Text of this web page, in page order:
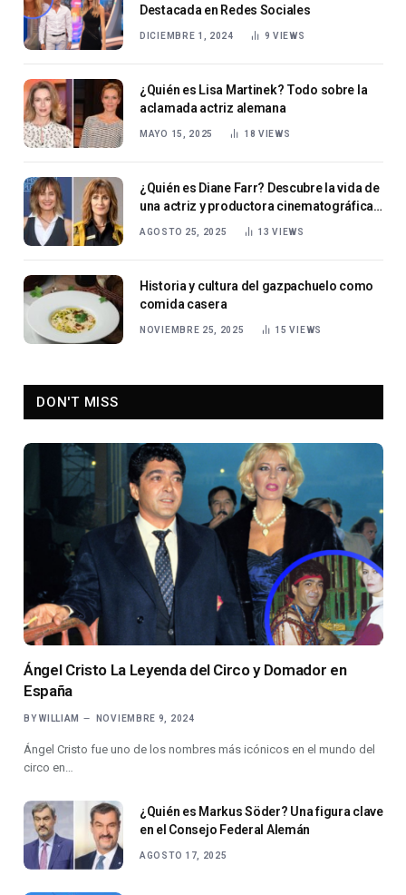
Destacada en Redes Sociales
DICIEMBRE 1, 2024 9VIEWS
¿Quién es Lisa Martinek? Todo sobre la
aclamada actriz alemana
MAYO 15, 2025 18 VIEWS
¿Quién es Diane Farr? Descubre la vida de
una actriz y productora cinematográfica
AGOSTO 25, 2025 13VIEWS
Historia y cultura del gazpachuelo como
comida casera
NOVIEMBRE 25, 2025 15VIEWS
DON'T MISS
Ángel Cristo La Leyenda del Circo y Domador en
España
BY WILLIAM NOVIEMBRE 9, 2024
Ángel Cristo fue uno de los nombres más icónicos en el mundo del
circo en…
¿Quién es Markus Söder? Una figura clave
en el Consejo Federal Alemán
AGOSTO 17, 2025